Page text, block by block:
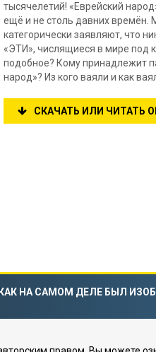
тысячелетий! «Еврейский
ещё и не столь давних времён.
категорически заявляют, что
«ЭТИ», числящиеся в мире под
подобное? Кому принадлежит
народ»? Из кого ваяли и как
СКАЧАТЬ ИЛИ ЧИТАТЬ
НА САМОМ ДЕЛЕ БЫЛ